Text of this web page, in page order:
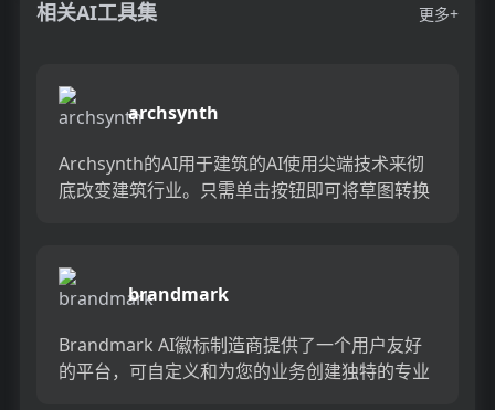
相关AI工具集 更多+
archsynth
Archsynth的AI用于建筑的AI使用尖端技术来彻
底改变建筑行业。只需单击按钮即可将草图转换
brandmark
Brandmark AI徽标制造商提供了一个用户友好
的平台，可自定义和为您的业务创建独特的专业